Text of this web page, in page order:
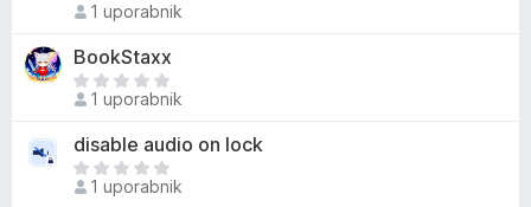
5
n
o
o
e
n
j
e
n
o
e
n
i
o
e
n
j
1 uporabnik
BookStaxx
Š
e
o
1 uporabnik
disable audio on lock
Š
e 1 uporabnik